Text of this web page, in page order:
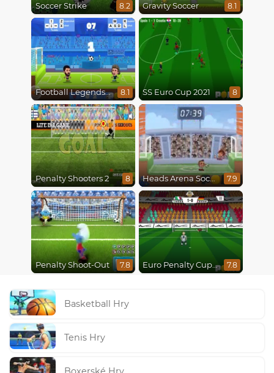
Soccer Strike 8.2 Gravity Soccer 8.1
Football Legends 2021 8.1 SS Euro Cup 2021 8
Penalty Shooters 2 8 Heads Arena Soccer All Stars 7.9
Penalty Shoot-Out 7.8 Euro Penalty Cup 2021 7.8
Basketball Hry
Tenis Hry